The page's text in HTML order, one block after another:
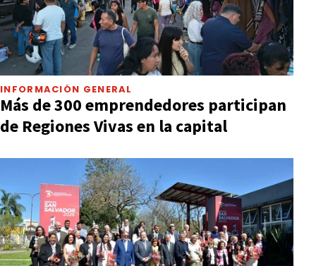
INFORMACIÓN GENERAL
Más de 300 emprendedores participan
de Regiones Vivas en la capital